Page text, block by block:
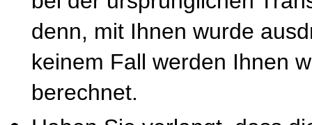
denn, mit Ihnen wurde
keinem Fall werden Ihnen
berechnet.